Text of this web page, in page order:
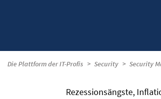
Die Plattform der IT-Profis Security Security
Rezessionsängste,